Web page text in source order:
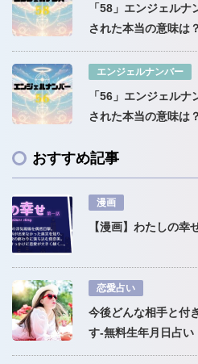
「58」エンジェル
された本当の意味は？
エンジェルナンバー
「56」エンジェル
された本当の意味は？
おすすめ記事
漫画
【漫画】わたしの幸
恋愛占い
今後どんな相手と付
す-無料生年月日占い